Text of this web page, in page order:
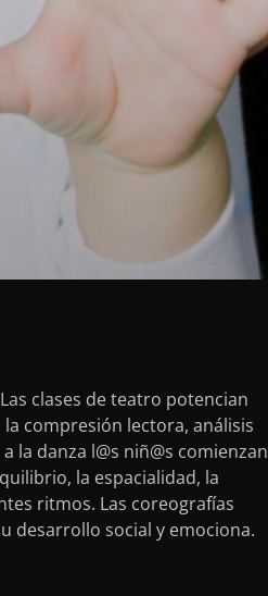
clases de teatro potencian
compresión lectora, análisis
la danza l@s niñ@s comienzan
la espacialidad, la
ritmos. Las coreografías
desarrollo social y emociona.